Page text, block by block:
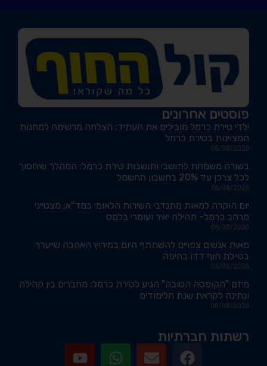
פוסטים אחרונים
ילדי טירת כרמל מובילים את העתיד: הצלחה מרשימה למחנות
המצוינות בטירת כרמל
06/08/2026
בשורה משמחת לתושבי ותושבות טירת כרמל: המהלך שיחסוך
לכל צרכן עד 20% בחשבון החשמל
06/08/2026
יום הוקרה למאות מתנדבי השירות הלאומי במד"א; מצטייני
מרחב כרמל- תהילה יאיר ועומרי בלמס
06/08/2026
מאות אנשים צפויים להשתתף היום במירוץ האהבה שייערך
בטיילת חוף דדו בחיפה
06/08/2026
מיזם "הקופסה הטובה" הגיע לטירת כרמל: מחברים בין קהילה
ונתינה לקראת שנת הלימודים
05/08/2026
רשתות חברתיות